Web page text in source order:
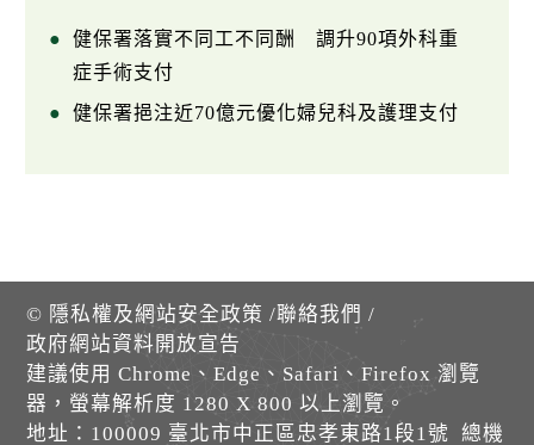
健保署落實不同工不同酬 調升90項外科重
症手術支付
健保署挹注近70億元優化婦兒科及護理支付
© 隱私權及網站安全政策 /聯絡我們 /
政府網站資料開放宣告
建議使用 Chrome、Edge、Safari、Firefox 瀏覽
器，螢幕解析度 1280 X 800 以上瀏覽。
地址：100009 臺北市中正區忠孝東路1段1號 總機